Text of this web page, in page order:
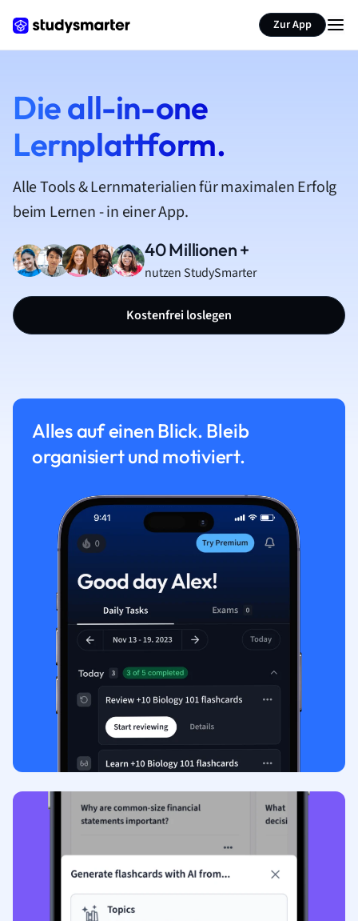
Zur App
Die all-in-one
Lernplattform.
Alle Tools & Lernmaterialien für maximalen Erfolg
beim Lernen - in einer App.
40 Millionen +
nutzen StudySmarter
Kostenfrei loslegen
Alles auf einen Blick. Bleib
organisiert und motiviert.